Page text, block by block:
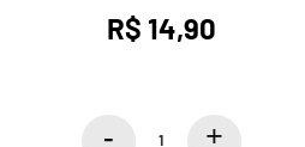
R$ 14,90